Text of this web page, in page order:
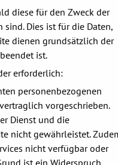
diese für den Zweck der
Dies ist für die Daten,
dienen grundsätzlich der
ist.
erforderlich:
personenbezogenen
vorgeschrieben.
Dienst und die
nicht gewährleistet.
nicht verfügbar oder
ist ein Widerspruch